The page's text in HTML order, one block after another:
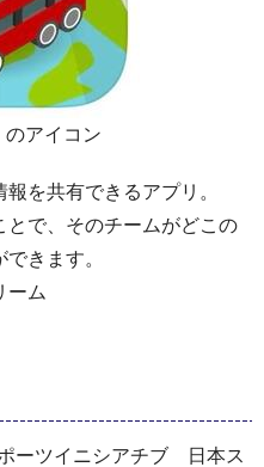
のアイコン
を共有できるアプリ。
とで、そのチームがどこの
きます。
ーム
ーツイニシアチブ 日本ス